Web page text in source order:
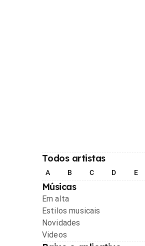
Todos artistas
A B C D E
Músicas
Em alta
Estilos musicais
Novidades
Videos